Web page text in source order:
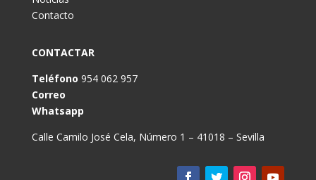
Contacto
CONTACTAR
Teléfono 954 062 957
Correo
Whatsapp
Calle Camilo José Cela, Número 1 – 41018 – Sevilla